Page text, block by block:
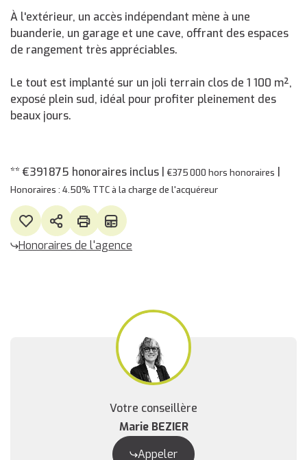
À l'extérieur, un accès indépendant mène à une
buanderie, un garage et une cave, offrant des espaces
de rangement très appréciables.
Le tout est implanté sur un joli terrain clos de 1 100 m²,
exposé plein sud, idéal pour profiter pleinement des
beaux jours.
** €391 875 honoraires inclus €375 000 hors honoraires
Honoraires : 4.50% TTC à la charge de l'acquéreur
Honoraires de l'agence
Votre conseillère
Marie BEZIER
Appeler